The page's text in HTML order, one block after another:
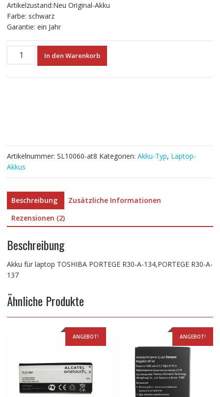
Artikelzustand:Neu Original-Akku
Farbe: schwarz
Garantie: ein Jahr
Neuer
R30-
A-
137
Menge
In den Warenkorb
Artikelnummer: SL10060-at8 Kategorien: Akku-Typ, Laptop-
Akkus
Beschreibung
Zusätzliche Informationen
Rezensionen (2)
Beschreibung
Akku für laptop TOSHIBA PORTEGE R30-A-134,PORTEGE R30-A-
137
Ähnliche Produkte
ANGEBOT! ANGEBOT!